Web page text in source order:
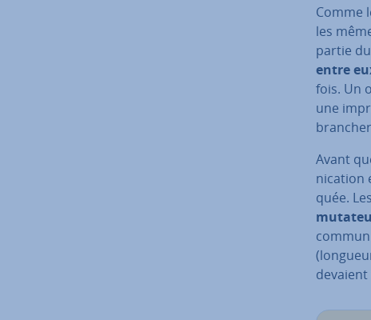
Comme
les
partie
entre
fois. Un
une
Avant
ni­ca­tion
quée.